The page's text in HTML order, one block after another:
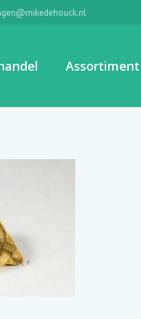
Assortiment